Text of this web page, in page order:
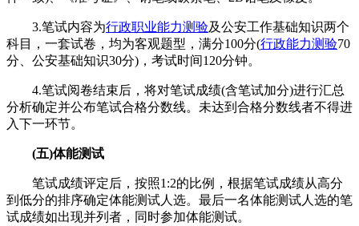
3.笔试内容为行政职业能力测验及公安工作基础知识两个
科目，一套试卷，均为客观题型，满分100分(行政能力测验70
分、公安基础知识30分)，考试时间120分钟。
4.笔试阅卷结束后，将对笔试成绩(含笔试加分)进行汇总
分析确定并公布笔试合格分数线。未达到合格分数线者不得进
入下一环节。
(五)体能测试
笔试成绩评定后，按照1:2的比例，根据笔试成绩从高分
到低分的排序确定体能测试人选。最后一名体能测试人选的笔
试成绩如出现并列者，同时参加体能测试。